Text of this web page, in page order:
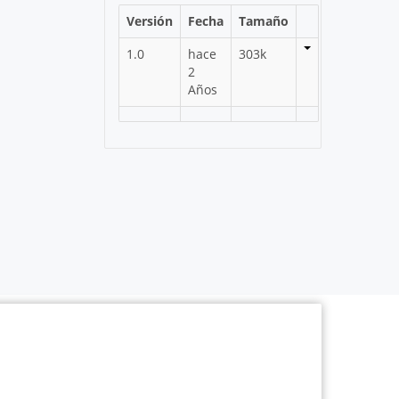
Versión Fecha
Tamaño
1.0
hace
2
Años
303k